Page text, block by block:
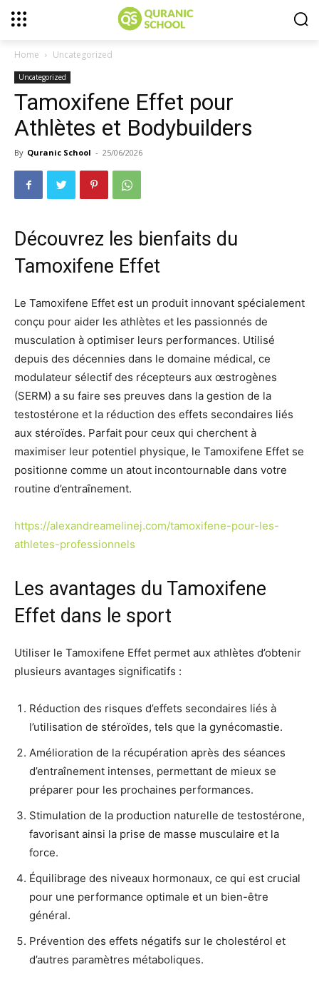
Home Uncategorized
Uncategorized
Tamoxifene Effet pour
Athlètes et Bodybuilders
By Quranic School - 25/06/2026
Découvrez les bienfaits du
Tamoxifene Effet
Le Tamoxifene Effet est un produit innovant spécialement
conçu pour aider les athlètes et les passionnés de
musculation à optimiser leurs performances. Utilisé
depuis des décennies dans le domaine médical, ce
modulateur sélectif des récepteurs aux œstrogènes
(SERM) a su faire ses preuves dans la gestion de la
testostérone et la réduction des effets secondaires liés
aux stéroïdes. Parfait pour ceux qui cherchent à
maximiser leur potentiel physique, le Tamoxifene Effet se
positionne comme un atout incontournable dans votre
routine d’entraînement.
https://alexandreamelinej.com/tamoxifene-pour-les-
athletes-professionnels
Les avantages du Tamoxifene
Effet dans le sport
Utiliser le Tamoxifene Effet permet aux athlètes d’obtenir
plusieurs avantages significatifs :
Réduction des risques d’effets secondaires liés à
l’utilisation de stéroïdes, tels que la gynécomastie.
Amélioration de la récupération après des séances
d’entraînement intenses, permettant de mieux se
préparer pour les prochaines performances.
Stimulation de la production naturelle de testostérone,
favorisant ainsi la prise de masse musculaire et la
force.
Équilibrage des niveaux hormonaux, ce qui est crucial
pour une performance optimale et un bien-être
général.
Prévention des effets négatifs sur le cholestérol et
d’autres paramètres métaboliques.